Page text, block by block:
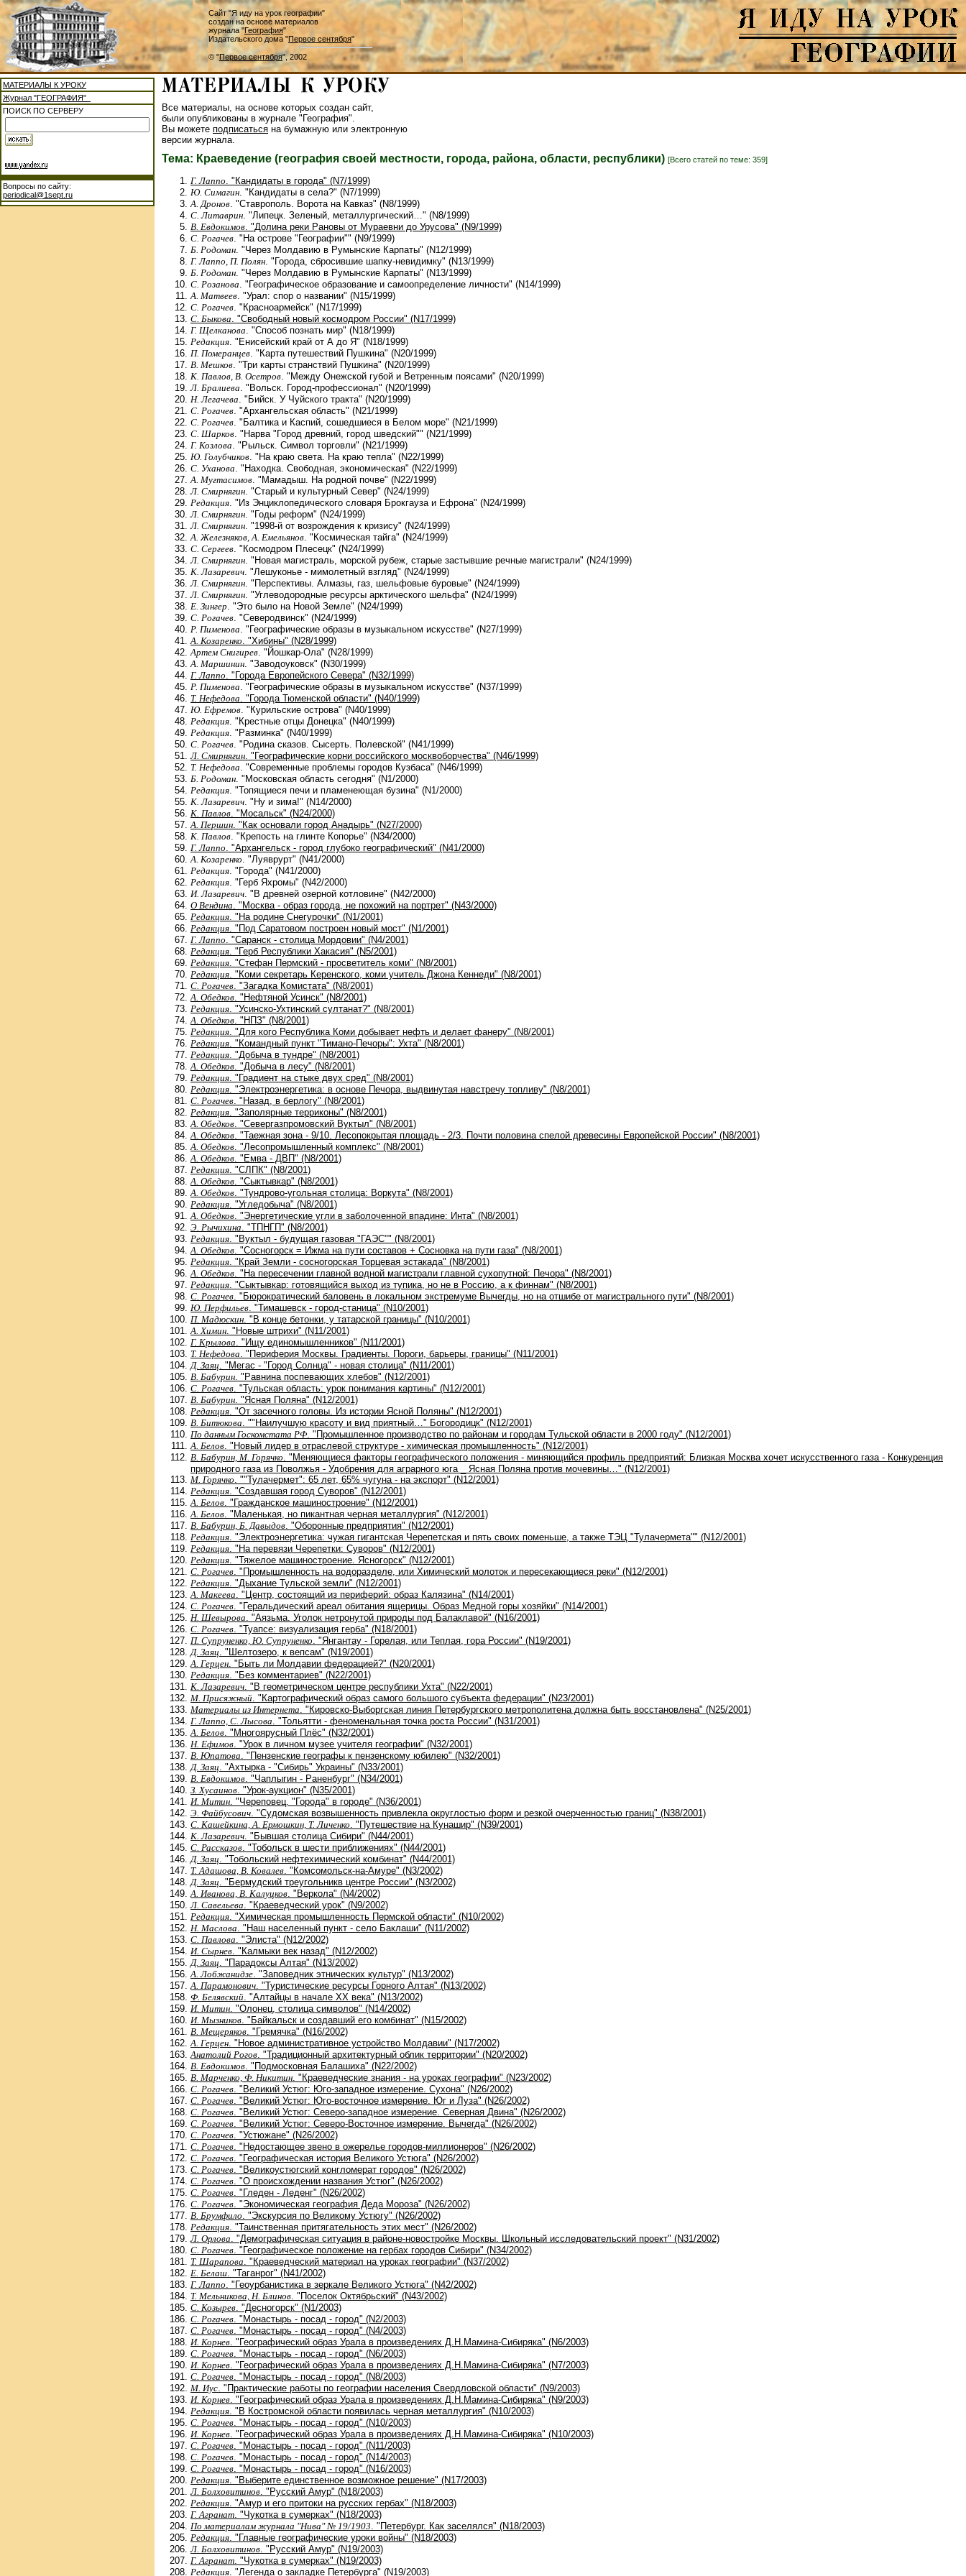
Сайт "Я иду на урок географии"
создан на основе материалов
журнала "География"
Издательского дома "Первое сентября"
© "Первое сентября", 2002
МАТЕРИАЛЫ К УРОКУ
Журнал "ГЕОГРАФИЯ"
ПОИСК ПО СЕРВЕРУ
Вопросы по сайту:
periodical@1sept.ru
Все материалы, на основе которых создан сайт,
были опубликованы в журнале "География".
Вы можете подписаться на бумажную или электронную
версии журнала.
Тема: Краеведение (география своей местности, города, района, области, республики) [Всего статей по теме: 359]
Г. Лаппо . "Кандидаты в города" (N7/1999)
Ю. Симагин . "Кандидаты в села?" (N7/1999)
А. Дронов . "Ставрополь. Ворота на Кавказ" (N8/1999)
С. Литаврин . "Липецк. Зеленый, металлургический…" (N8/1999)
В. Евдокимов . "Долина реки Рановы от Мураевни до Урусова" (N9/1999)
С. Рогачев . "На острове "Географии"" (N9/1999)
Б. Родоман . "Через Молдавию в Румынские Карпаты" (N12/1999)
Г. Лаппо, П. Полян . "Города, сбросившие шапку-невидимку" (N13/1999)
Б. Родоман . "Через Молдавию в Румынские Карпаты" (N13/1999)
С. Розанова . "Географическое образование и самоопределение личности" (N14/1999)
А. Матвеев . "Урал: спор о названии" (N15/1999)
С. Рогачев . "Красноармейск" (N17/1999)
С. Быкова . "Свободный новый космодром России" (N17/1999)
Г. Щелканова . "Способ познать мир" (N18/1999)
Редакция . "Енисейский край от А до Я" (N18/1999)
П. Померанцев . "Карта путешествий Пушкина" (N20/1999)
В. Мешков . "Три карты странствий Пушкина" (N20/1999)
К. Павлов, В. Осетров . "Между Онежской губой и Ветренным поясами" (N20/1999)
Л. Бралиева . "Вольск. Город-профессионал" (N20/1999)
Н. Легачева . "Бийск. У Чуйского тракта" (N20/1999)
С. Рогачев . "Архангельская область" (N21/1999)
С. Рогачев . "Балтика и Каспий, сошедшиеся в Белом море" (N21/1999)
С. Шарков . "Нарва "Город древний, город шведский"" (N21/1999)
Г. Козлова . "Рыльск. Символ торговли" (N21/1999)
Ю. Голубчиков . "На краю света. На краю тепла" (N22/1999)
С. Уханова . "Находка. Свободная, экономическая" (N22/1999)
А. Мугтасимов . "Мамадыш. На родной почве" (N22/1999)
Л. Смирнягин . "Старый и культурный Север" (N24/1999)
Редакция . "Из Энциклопедического словаря Брокгауза и Ефрона" (N24/1999)
Л. Смирнягин . "Годы реформ" (N24/1999)
Л. Смирнягин . "1998-й от возрождения к кризису" (N24/1999)
А. Железняков, А. Емельянов . "Космическая тайга" (N24/1999)
С. Сергеев . "Космодром Плесецк" (N24/1999)
Л. Смирнягин . "Новая магистраль, морской рубеж, старые застывшие речные магистрали" (N24/1999)
К. Лазаревич . "Лешуконье - мимолетный взгляд" (N24/1999)
Л. Смирнягин . "Перспективы. Алмазы, газ, шельфовые буровые" (N24/1999)
Л. Смирнягин . "Углеводородные ресурсы арктического шельфа" (N24/1999)
Е. Зингер . "Это было на Новой Земле" (N24/1999)
С. Рогачев . "Северодвинск" (N24/1999)
Р. Пименова . "Географические образы в музыкальном искусстве" (N27/1999)
А. Козаренко . "Хибины" (N28/1999)
Артем Снигирев . "Йошкар-Ола" (N28/1999)
А. Маршинин . "Заводоуковск" (N30/1999)
Г. Лаппо . "Города Европейского Севера" (N32/1999)
Р. Пименова . "Географические образы в музыкальном искусстве" (N37/1999)
Т. Нефедова . "Города Тюменской области" (N40/1999)
Ю. Ефремов . "Курильские острова" (N40/1999)
Редакция . "Крестные отцы Донецка" (N40/1999)
Редакция . "Разминка" (N40/1999)
С. Рогачев . "Родина сказов. Сысерть. Полевской" (N41/1999)
Л. Смирнягин . "Географические корни российского москвоборчества" (N46/1999)
Т. Нефедова . "Современные проблемы городов Кузбаса" (N46/1999)
Б. Родоман . "Московская область сегодня" (N1/2000)
Редакция . "Топящиеся печи и пламенеющая бузина" (N1/2000)
К. Лазаревич . "Ну и зима!" (N14/2000)
К. Павлов . "Мосальск" (N24/2000)
А. Першин . "Как основали город Анадырь" (N27/2000)
К. Павлов . "Крепость на глинте Копорье" (N34/2000)
Г. Лаппо . "Архангельск - город глубоко географический" (N41/2000)
А. Козаренко . "Луяврурт" (N41/2000)
Редакция . "Города" (N41/2000)
Редакция . "Герб Яхромы" (N42/2000)
И. Лазаревич . "В древней озерной котловине" (N42/2000)
О Вендина . "Москва - образ города, не похожий на портрет" (N43/2000)
Редакция . "На родине Снегурочки" (N1/2001)
Редакция . "Под Саратовом построен новый мост" (N1/2001)
Г. Лаппо . "Саранск - столица Мордовии" (N4/2001)
Редакция . "Герб Республики Хакасия" (N5/2001)
Редакция . "Стефан Пермский - просветитель коми" (N8/2001)
Редакция . "Коми секретарь Керенского, коми учитель Джона Кеннеди" (N8/2001)
С. Рогачев . "Загадка Комистата" (N8/2001)
А. Обедков . "Нефтяной Усинск" (N8/2001)
Редакция . "Усинско-Ухтинский султанат?" (N8/2001)
А. Обедков . "НПЗ" (N8/2001)
Редакция . "Для кого Республика Коми добывает нефть и делает фанеру" (N8/2001)
Редакция . "Командный пункт "Тимано-Печоры": Ухта" (N8/2001)
Редакция . "Добыча в тундре" (N8/2001)
А. Обедков . "Добыча в лесу" (N8/2001)
Редакция . "Градиент на стыке двух сред" (N8/2001)
Редакция . "Электроэнергетика: в основе Печора, выдвинутая навстречу топливу" (N8/2001)
С. Рогачев . "Назад, в берлогу" (N8/2001)
Редакция . "Заполярные терриконы" (N8/2001)
А. Обедков . "Севергазпромовский Вуктыл" (N8/2001)
А. Обедков . "Таежная зона - 9/10. Лесопокрытая площадь - 2/3. Почти половина спелой древесины Европейской России" (N8/2001)
А. Обедков . "Лесопромышленный комплекс" (N8/2001)
А. Обедков . "Емва - ДВП" (N8/2001)
Редакция . "СЛПК" (N8/2001)
А. Обедков . "Сыктывкар" (N8/2001)
А. Обедков . "Тундрово-угольная столица: Воркута" (N8/2001)
Редакция . "Угледобыча" (N8/2001)
А. Обедков . "Энергетические угли в заболоченной впадине: Инта" (N8/2001)
Э. Рычихина . "ТПНГП" (N8/2001)
Редакция . "Вуктыл - будущая газовая "ГАЭС"" (N8/2001)
А. Обедков . "Сосногорск = Ижма на пути составов + Сосновка на пути газа" (N8/2001)
Редакция . "Край Земли - сосногорская Торцевая эстакада" (N8/2001)
А. Обедков . "На пересечении главной водной магистрали главной сухопутной: Печора" (N8/2001)
Редакция . "Сыктывкар: готовящийся выход из тупика, но не в Россию, а к финнам" (N8/2001)
С. Рогачев . "Бюрократический баловень в локальном экстремуме Вычегды, но на отшибе от магистрального пути" (N8/2001)
Ю. Перфильев . "Тимашевск - город-станица" (N10/2001)
П. Мадюскин . "В конце бетонки, у татарской границы" (N10/2001)
А. Химин . "Новые штрихи" (N11/2001)
Г. Крылова . "Ищу единомышленников" (N11/2001)
Т. Нефедова . "Периферия Москвы. Градиенты. Пороги, барьеры, границы" (N11/2001)
Д. Заяц . "Мегас - "Город Солнца" - новая столица" (N11/2001)
В. Бабурин . "Равнина поспевающих хлебов" (N12/2001)
С. Рогачев . "Тульская область: урок понимания картины" (N12/2001)
В. Бабурин . "Ясная Поляна" (N12/2001)
Редакция . "От засечного головы. Из истории Ясной Поляны" (N12/2001)
В. Битюкова . ""Наилучшую красоту и вид приятный…" Богородицк" (N12/2001)
По данным Госкомстата РФ . "Промышленное производство по районам и городам Тульской области в 2000 году" (N12/2001)
А. Белов . "Новый лидер в отраслевой структуре - химическая промышленность" (N12/2001)
В. Бабурин, М. Горячко . "Меняющиеся факторы географического положения - миняющийся профиль предприятий: Близкая Москва хочет искусственного газа - Конкуренция
природного газа из Поволжья - Удобрения для аграрного юга _ Ясная Поляна против мочевины…" (N12/2001)
М. Горячко . ""Тулачермет": 65 лет, 65% чугуна - на экспорт" (N12/2001)
Редакция . "Создавшая город Суворов" (N12/2001)
А. Белов . "Гражданское машиностроение" (N12/2001)
А. Белов . "Маленькая, но пикантная черная металлургия" (N12/2001)
В. Бабурин, Б. Давыдов . "Оборонные предприятия" (N12/2001)
Редакция . "Электроэнергетика: чужая гигантская Черепетская и пять своих поменьше, а также ТЭЦ "Тулачермета"" (N12/2001)
Редакция . "На перевязи Черепетки: Суворов" (N12/2001)
Редакция . "Тяжелое машиностроение. Ясногорск" (N12/2001)
С. Рогачев . "Промышленность на водоразделе, или Химический молоток и пересекающиеся реки" (N12/2001)
Редакция . "Дыхание Тульской земли" (N12/2001)
А. Макеева . "Центр, состоящий из периферий: образ Калязина" (N14/2001)
С. Рогачев . "Геральдический ареал обитания ящерицы. Образ Медной горы хозяйки" (N14/2001)
Н. Шевырова . "Аязьма. Уголок нетронутой природы под Балаклавой" (N16/2001)
С. Рогачев . "Туапсе: визуализация герба" (N18/2001)
П. Супруненко, Ю. Супруненко . "Янгантау - Горелая, или Теплая, гора России" (N19/2001)
Д. Заяц . "Шелтозеро, к вепсам" (N19/2001)
А. Герцен . "Быть ли Молдавии федерацией?" (N20/2001)
Редакция . "Без комментариев" (N22/2001)
К. Лазаревич . "В геометрическом центре республики Ухта" (N22/2001)
М. Присяжный . "Картографический образ самого большого субъекта федерации" (N23/2001)
Материалы из Интернета . "Кировско-Выборгская линия Петербургского метрополитена должна быть восстановлена" (N25/2001)
Г. Лаппо, С. Лысова . "Тольятти - феноменальная точка роста России" (N31/2001)
А. Белов . "Многоярусный Плёс" (N32/2001)
Н. Ефимов . "Урок в личном музее учителя географии" (N32/2001)
В. Юпатова . "Пензенские географы к пензенскому юбилею" (N32/2001)
Д. Заяц . "Ахтырка - "Сибирь" Украины" (N33/2001)
В. Евдокимов . "Чаплыгин - Раненбург" (N34/2001)
З. Хусаинов . "Урок-аукцион" (N35/2001)
И. Митин . "Череповец. "Города" в городе" (N36/2001)
Э. Файбусович . "Судомская возвышенность привлекла округлостью форм и резкой очерченностью границ" (N38/2001)
С. Кашейкина, А. Ермошкин, Т. Личенко . "Путешествие на Кунашир" (N39/2001)
К. Лазаревич . "Бывшая столица Сибири" (N44/2001)
С. Рассказов . "Тобольск в шести приближениях" (N44/2001)
Д. Заяц . "Тобольский нефтехимический комбинат" (N44/2001)
Т. Адашова, В. Ковалев . "Комсомольск-на-Амуре" (N3/2002)
Д. Заяц . "Бермудский треугольникв центре России" (N3/2002)
А. Иванова, В. Калуцков . "Веркола" (N4/2002)
Л. Савельева . "Краеведческий урок" (N9/2002)
Редакция . "Химическая промышленность Пермской области" (N10/2002)
Н. Маслова . "Наш населенный пункт - село Баклаши" (N11/2002)
С. Павлова . "Элиста" (N12/2002)
И. Сырнев . "Калмыки век назад" (N12/2002)
Д. Заяц . "Парадоксы Алтая" (N13/2002)
А. Лобжанидзе . "Заповедник этнических культур" (N13/2002)
А. Парамонович . "Туристические ресурсы Горного Алтая" (N13/2002)
Ф. Белявский . "Алтайцы в начале ХХ века" (N13/2002)
И. Митин . "Олонец, столица символов" (N14/2002)
И. Мызников . "Байкальск и создавший его комбинат" (N15/2002)
В. Мещеряков . "Гремячка" (N16/2002)
А. Герцен . "Новое административное устройство Молдавии" (N17/2002)
Анатолий Рогов . "Традиционный архитектурный облик территории" (N20/2002)
В. Евдокимов . "Подмосковная Балашиха" (N22/2002)
В. Марченко, Ф. Никитин . "Краеведческие знания - на уроках географии" (N23/2002)
С. Рогачев . "Великий Устюг: Юго-западное измерение. Сухона" (N26/2002)
С. Рогачев . "Великий Устюг: Юго-восточное измерение. Юг и Луза" (N26/2002)
С. Рогачев . "Великий Устюг: Северо-западное измерение. Северная Двина" (N26/2002)
С. Рогачев . "Великий Устюг: Северо-Восточное измерение. Вычегда" (N26/2002)
С. Рогачев . "Устюжане" (N26/2002)
С. Рогачев . "Недостающее звено в ожерелье городов-миллионеров" (N26/2002)
С. Рогачев . "Географическая история Великого Устюга" (N26/2002)
С. Рогачев . "Великоустюгский конгломерат городов" (N26/2002)
С. Рогачев . "О происхождении названия Устюг" (N26/2002)
С. Рогачев . "Гледен - Леденг" (N26/2002)
С. Рогачев . "Экономическая география Деда Мороза" (N26/2002)
В. Брумфило . "Экскурсия по Великому Устюгу" (N26/2002)
Редакция . "Таинственная притягательность этих мест" (N26/2002)
Л. Орлова . "Демографическая ситуация в районе-новостройке Москвы. Школьный исследовательский проект" (N31/2002)
С. Рогачев . "Географическое положение на гербах городов Сибири" (N34/2002)
T. Шарапова . "Краеведческий материал на уроках географии" (N37/2002)
Е. Белаш . "Таганрог" (N41/2002)
Г. Лаппо . "Геоурбанистика в зеркале Великого Устюга" (N42/2002)
Т. Мельникова, Н. Блинов . "Поселок Октябрьский" (N43/2002)
С. Козырев . "Десногорск" (N1/2003)
С. Рогачев . "Монастырь - посад - город" (N2/2003)
С. Рогачев . "Монастырь - посад - город" (N4/2003)
И. Корнев . "Географический образ Урала в произведениях Д.Н.Мамина-Сибиряка" (N6/2003)
С. Рогачев . "Монастырь - посад - город" (N6/2003)
И. Корнев . "Географический образ Урала в произведениях Д.Н.Мамина-Сибиряка" (N7/2003)
С. Рогачев . "Монастырь - посад - город" (N8/2003)
М. Иус . "Практические работы по географии населения Свердловской области" (N9/2003)
И. Корнев . "Географический образ Урала в произведениях Д.Н.Мамина-Сибиряка" (N9/2003)
Редакция . "В Костромской области появилась черная металлургия" (N10/2003)
С. Рогачев . "Монастырь - посад - город" (N10/2003)
И. Корнев . "Географический образ Урала в произведениях Д.Н.Мамина-Сибиряка" (N10/2003)
С. Рогачев . "Монастырь - посад - город" (N11/2003)
С. Рогачев . "Монастырь - посад - город" (N14/2003)
С. Рогачев . "Монастырь - посад - город" (N16/2003)
Редакция . "Выберите единственное возможное решение" (N17/2003)
Л. Болховитинов . "Русский Амур" (N18/2003)
Редакция . "Амур и его притоки на русских гербах" (N18/2003)
Г. Агранат . "Чукотка в сумерках" (N18/2003)
По материалам журнала "Нива" № 19/1903 . "Петербург. Как заселялся" (N18/2003)
Редакция . "Главные географические уроки войны" (N18/2003)
Л. Болховитинов . "Русский Амур" (N19/2003)
Г. Агранат . "Чукотка в сумерках" (N19/2003)
Редакция . "Легенда о закладке Петербурга" (N19/2003)